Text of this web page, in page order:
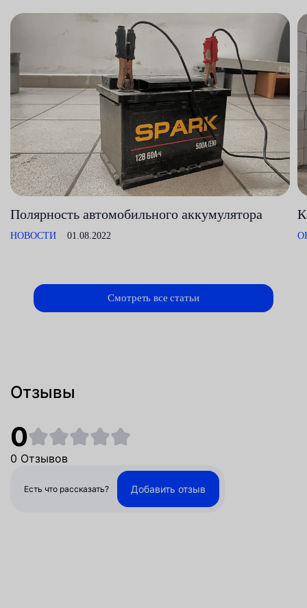
Полярность автомобильного аккумулятора
НОВОСТИ 01.08.2022
Смотреть все статьи
Отзывы
0
0 Отзывов
Есть что рассказать? Добавить отзыв